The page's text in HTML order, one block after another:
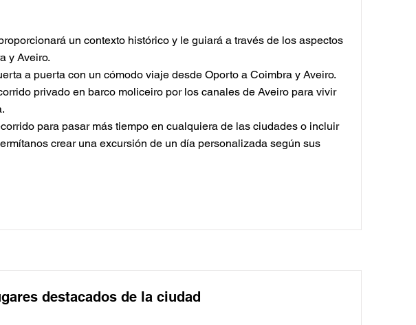
un contexto histórico y le guiará a través de los aspectos
y Aveiro.
a puerta con un cómodo viaje desde Oporto a Coimbra y Aveiro.
privado en barco moliceiro por los canales de Aveiro para vivir
para pasar más tiempo en cualquiera de las ciudades o incluir
crear una excursión de un día personalizada según sus
destacados de la ciudad